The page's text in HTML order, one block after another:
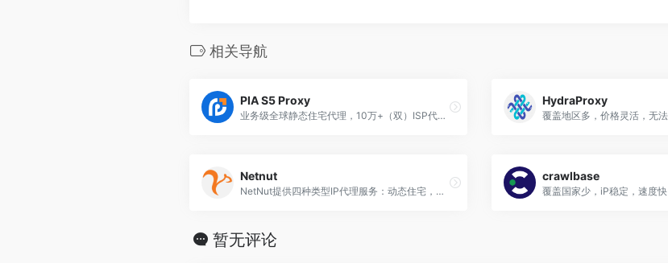
相关导航
PIA S5 Proxy
业务级全球静态住宅代理，10万+（双）ISP代理上新，满足个性化需求。
HydraProxy
Netnut
NetNut提供四种类型IP代理服务：动态住宅，静态住宅，移动代理，数据中心代理，支持HTTP/S, SOCKS5协议
crawlbase
覆盖国家少，iP稳定，速度快
暂无评论